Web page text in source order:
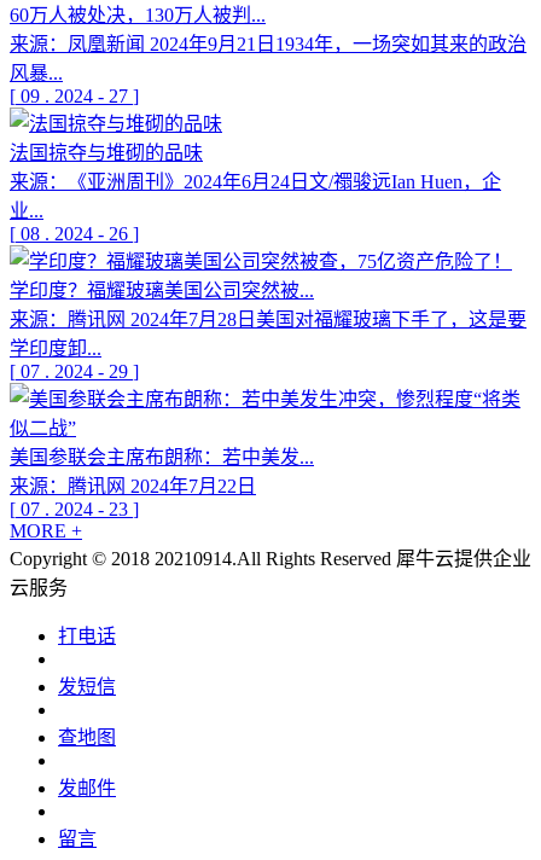
60万人被处决，130万人被判...
来源：凤凰新闻 2024年9月21日1934年，一场突如其来的政治
风暴...
[ 09 . 2024 - 27 ]
法国掠夺与堆砌的品味
来源：《亚洲周刊》2024年6月24日文/禤骏远Ian Huen，企
业...
[ 08 . 2024 - 26 ]
学印度？福耀玻璃美国公司突然被...
来源：腾讯网 2024年7月28日美国对福耀玻璃下手了，这是要
学印度卸...
[ 07 . 2024 - 29 ]
美国参联会主席布朗称：若中美发...
来源：腾讯网 2024年7月22日
[ 07 . 2024 - 23 ]
MORE +
Copyright © 2018 20210914.All Rights Reserved 犀牛云提供企业
云服务
打电话
发短信
查地图
发邮件
留言